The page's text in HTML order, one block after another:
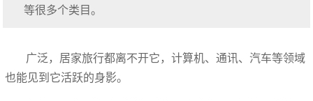
等很多个类目。
广泛，居家旅行都离不开它，计算机、通讯、汽车等领域
也能见到它活跃的身影。